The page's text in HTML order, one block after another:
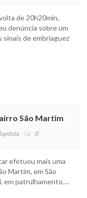
de 20h20min,
denúncia sobre um
de embriaguez
São Martim
0
efetuou mais uma
Martim, em São
em patrulhamento,…